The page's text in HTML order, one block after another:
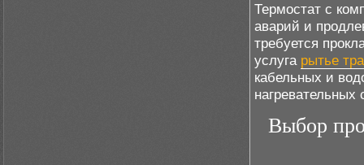
Термостат с
аварий и
требуется
услуга рытье
кабельных и
нагревательных
Выбор